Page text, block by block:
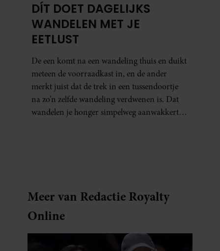
DÍT DOET DAGELIJKS
WANDELEN MET JE
EETLUST
De een komt na een wandeling thuis en duikt
meteen de voorraadkast in, en de ander
merkt juist dat de trek in een tussendoortje
na zo’n zelfde wandeling verdwenen is. Dat
wandelen je honger simpelweg aanwakkert,
Meer van Redactie Royalty
Online